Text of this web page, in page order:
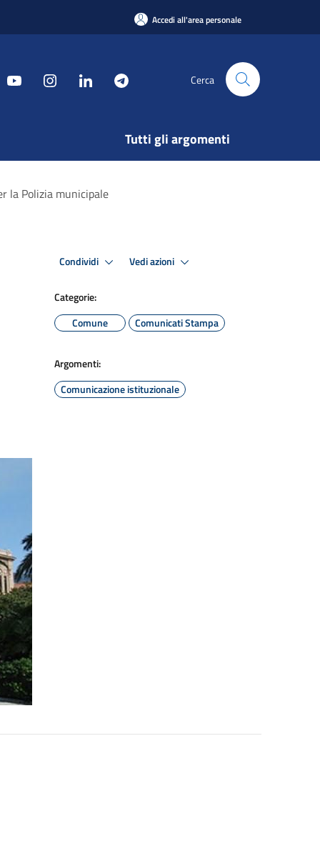
Accedi all'area personale
Cerca
Tutti gli argomenti
la Polizia municipale
Condividi Vedi azioni
Categorie:
Comune
Comunicati Stampa
Argomenti:
Comunicazione istituzionale